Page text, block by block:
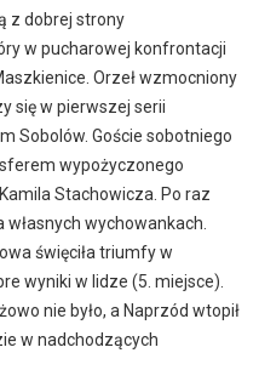
z dobrej strony
w pucharowej konfrontacji
Orzeł wzmocniony
się w pierwszej serii
Sobolów. Goście sobotniego
wypożyczonego
Stachowicza. Po raz
wychowankach.
święciła triumfy w
wyniki w lidze (5. miejsce).
nie było, a Naprzód wtopił
w nadchodzących